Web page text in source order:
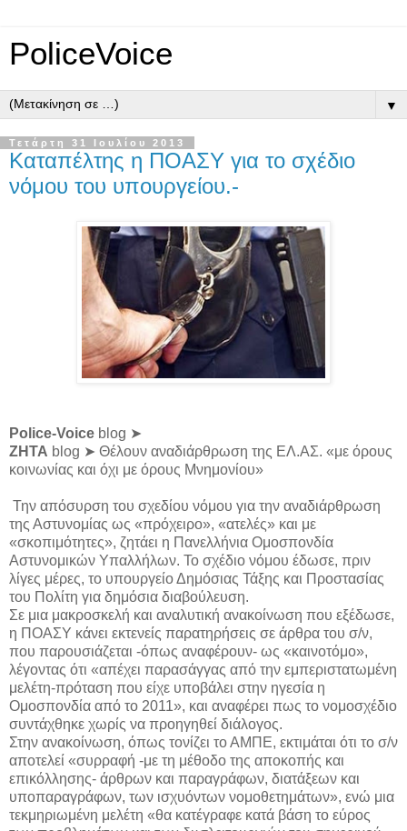
PoliceVoice
▼
Τετάρτη 31 Ιουλίου 2013
Καταπέλτης η ΠΟΑΣΥ για το σχέδιο
νόμου του υπουργείου.-
Police-Voice blog ➤
ZHTA blog ➤ Θέλουν αναδιάρθρωση της ΕΛ.ΑΣ. «με όρους
κοινωνίας και όχι με όρους Μνημονίου»
Την απόσυρση του σχεδίου νόμου για την αναδιάρθρωση
της Αστυνομίας ως «πρόχειρο», «ατελές» και με
«σκοπιμότητες», ζητάει η Πανελλήνια Ομοσπονδία
Αστυνομικών Υπαλλήλων. Το σχέδιο νόμου έδωσε, πριν
λίγες μέρες, το υπουργείο Δημόσιας Τάξης και Προστασίας
του Πολίτη για δημόσια διαβούλευση.
Σε μια μακροσκελή και αναλυτική ανακοίνωση που εξέδωσε,
η ΠΟΑΣΥ κάνει εκτενείς παρατηρήσεις σε άρθρα του σ/ν,
που παρουσιάζεται -όπως αναφέρουν- ως «καινοτόμο»,
λέγοντας ότι «απέχει παρασάγγας από την εμπεριστατωμένη
μελέτη-πρόταση που είχε υποβάλει στην ηγεσία η
Ομοσπονδία από το 2011», και αναφέρει πως το νομοσχέδιο
συντάχθηκε χωρίς να προηγηθεί διάλογος.
Στην ανακοίνωση, όπως τονίζει το ΑΜΠΕ, εκτιμάται ότι το σ/ν
αποτελεί «συρραφή -με τη μέθοδο της αποκοπής και
επικόλλησης- άρθρων και παραγράφων, διατάξεων και
υποπαραγράφων, των ισχυόντων νομοθετημάτων», ενώ μια
τεκμηριωμένη μελέτη «θα κατέγραφε κατά βάση το εύρος